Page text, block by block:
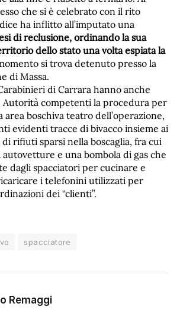
che si è celebrato con il rito
ha inflitto all’imputato una
di reclusione, ordinando la sua
dello stato una volta espiata la
si trova detenuto presso la
di Massa.
di Carrara hanno anche
Autorità competenti la procedura per
area boschiva teatro dell’operazione,
evidenti tracce di bivacco insieme ai
rifiuti sparsi nella boscaglia, fra cui
e una bombola di gas che
dagli spacciatori per cucinare e
i telefonini utilizzati per
dei “clienti”.
spacciatore
Remaggi